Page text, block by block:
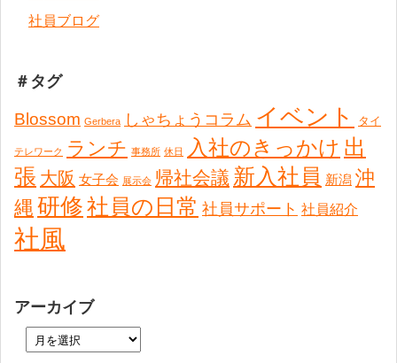
社員ブログ
＃タグ
Blossom Gerbera しゃちょうコラム イベント タイ
テレワーク ランチ 事務所 休日 入社のきっかけ 出
張 大阪 女子会 展示会 帰社会議 新入社員 新潟 沖
縄 研修社員の日常 社員サポート 社員紹介
社風
アーカイブ